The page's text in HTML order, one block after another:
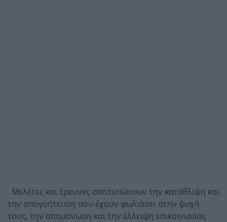
. Μελέτες και έρευνες αποτυπώνουν την κατάθλιψη και
την απογοήτευση που έχουν φωλιάσει στην ψυχή
τους, την απομόνωση και την έλλειψη επικοινωνίας